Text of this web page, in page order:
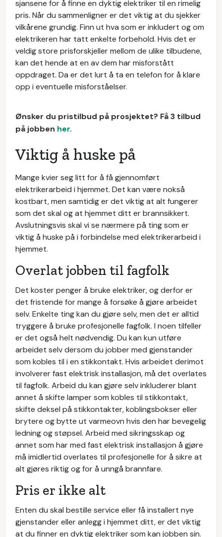
sjansene for å finne en dyktig elektriker til en rimelig
pris. Når du sammenligner er det viktig at du sjekker
vilkårene grundig. Finn ut hva som er inkludert og om
elektrikeren har tatt enkelte forbehold. Hvis det er
veldig store prisforskjeller mellom de ulike tilbudene,
kan det hende at en av dem har misforstått
oppdraget. Da er det lurt å ta en telefon for å klare
opp i eventuelle misforståelser.
Ønsker du pristilbud på prosjektet? Få 3 tilbud
på jobben her.
Viktig å huske på
Mange kvier seg litt for å få gjennomført
elektrikerarbeid i hjemmet. Det kan være nokså
kostbart, men samtidig er det viktig at alt fungerer
som det skal og at hjemmet ditt er brannsikkert.
Avslutningsvis skal vi se nærmere på ting som er
viktig å huske på i forbindelse med elektrikerarbeid i
hjemmet.
Overlat jobben til fagfolk
Det koster penger å bruke elektriker, og derfor er
det fristende for mange å forsøke å gjøre arbeidet
selv. Enkelte ting kan du gjøre selv, men det er alltid
tryggere å bruke profesjonelle fagfolk. I noen tilfeller
er det også helt nødvendig. Du kan kun utføre
arbeidet selv dersom du jobber med gjenstander
som kobles til i en stikkontakt. Hvis arbeidet derimot
involverer fast elektrisk installasjon, må det overlates
til fagfolk. Arbeid du kan gjøre selv inkluderer blant
annet å skifte lamper som kobles til stikkontakt,
skifte deksel på stikkontakter, koblingsbokser eller
brytere og bytte ut varmeovn hvis den har bevegelig
ledning og støpsel. Arbeid med sikringsskap og
annet som har med fast elektrisk installasjon å gjøre
må imidlertid overlates til profesjonelle for å sikre at
alt gjøres riktig og for å unngå brannfare.
Pris er ikke alt
Enten du skal bestille service eller få installert nye
gjenstander eller anlegg i hjemmet ditt, er det viktig
at du finner en dyktig elektriker som kan jobben sin.